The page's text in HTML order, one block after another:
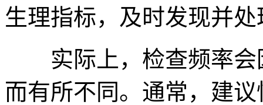
生理指标，及时发现并
实际上，检查频率会
而有所不同。通常，建